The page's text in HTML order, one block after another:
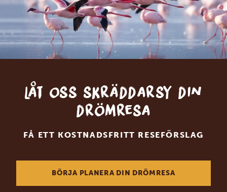
Låt oss skräddarsy din
drömresa
FÅ ETT KOSTNADSFRITT RESEFÖRSLAG
BÖRJA PLANERA DIN DRÖMRESA